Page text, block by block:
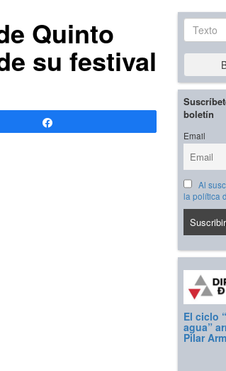
Quinto
su festival
Texto
boletín
Email
Al
la política
El ciclo
agua”
Pilar